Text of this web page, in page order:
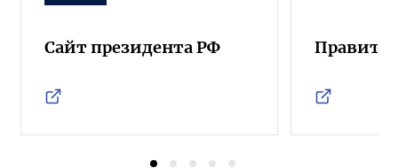
Сайт президента РФ